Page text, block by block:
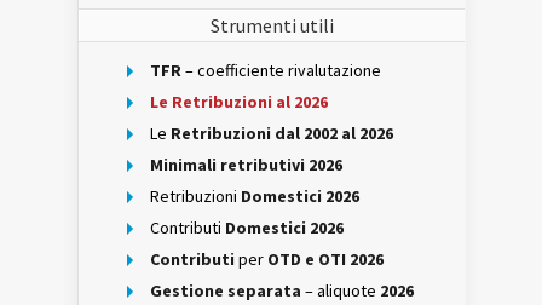
Strumenti utili
TFR – coefficiente rivalutazione
Le Retribuzioni al 2026
Le Retribuzioni dal 2002 al 2026
Minimali retributivi 2026
Retribuzioni Domestici 2026
Contributi Domestici 2026
Contributi per OTD e OTI 2026
Gestione separata – aliquote 2026